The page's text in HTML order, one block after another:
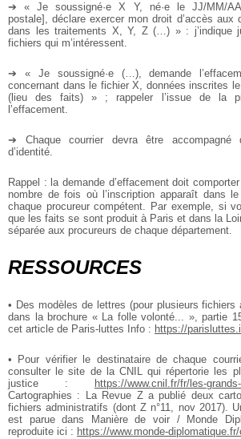
➔ « Je soussigné·e X Y, né·e le JJ/MM/
postale], déclare exercer mon droit d’accès aux
dans les traitements X, Y, Z (…) » : j’indique
fichiers qui m’intéressent.
➔ « Je soussigné·e (…), demande
concernant dans le fichier X, données inscrites
(lieu des faits) » ; rappeler l’issue de la
l’effacement.
➔ Chaque courrier devra être accompagné
d’identité.
Rappel : la demande d’effacement doit
nombre de fois où l’inscription apparaît dans
chaque procureur compétent. Par exemple, si
que les faits se sont produit à Paris et dans la
séparée aux procureurs de chaque département.
RESSOURCES
• Des modèles de lettres (pour plusieurs
dans la brochure « La folle volonté... », partie
cet article de Paris-luttes Info : https://
• Pour vérifier le destinataire de chaque
consulter le site de la CNIL qui répertorie les
justice :
https://www.cnil.fr/fr/les-
Cartographies : La Revue Z a publié deux
fichiers administratifs (dont Z n°11, nov 2017).
est parue dans Manière de voir / Monde
reproduite ici : https://www.monde-